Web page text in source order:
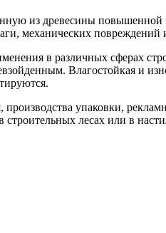
из древесины
механических повреждений
в различных сферах
Влагостойкая и
упаковки,
лесах или в